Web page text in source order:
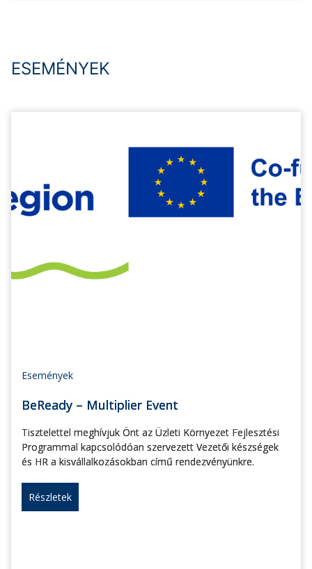
ESEMÉNYEK
Események
BeReady – Multiplier Event
Tisztelettel meghívjuk Önt az Üzleti Környezet Fejlesztési
Programmal kapcsolódóan szervezett Vezetői készségek
és HR a kisvállalkozásokban című rendezvényünkre.
Részletek